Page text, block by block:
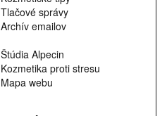
Tlačové správy
Archív emailov
Štúdia Alpecin
Kozmetika proti stresu
Mapa webu